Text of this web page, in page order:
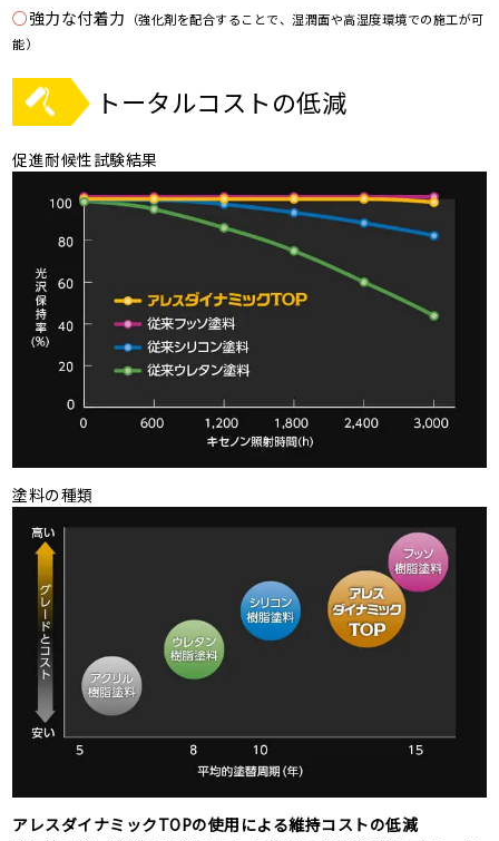
○強力な付着力
（強化剤を配合することで、湿潤面や高湿度環境での施工が可
能）
トータルコストの低減
促進耐候性試験結果
塗料の種類
アレスダイナミックTOPの使用による維持コストの低減